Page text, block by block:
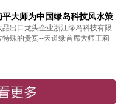
平大师为中国绿岛科技风水策
品出口龙头企业浙江绿岛科技有限
特殊的贵宾--天道缘首席大师王莉